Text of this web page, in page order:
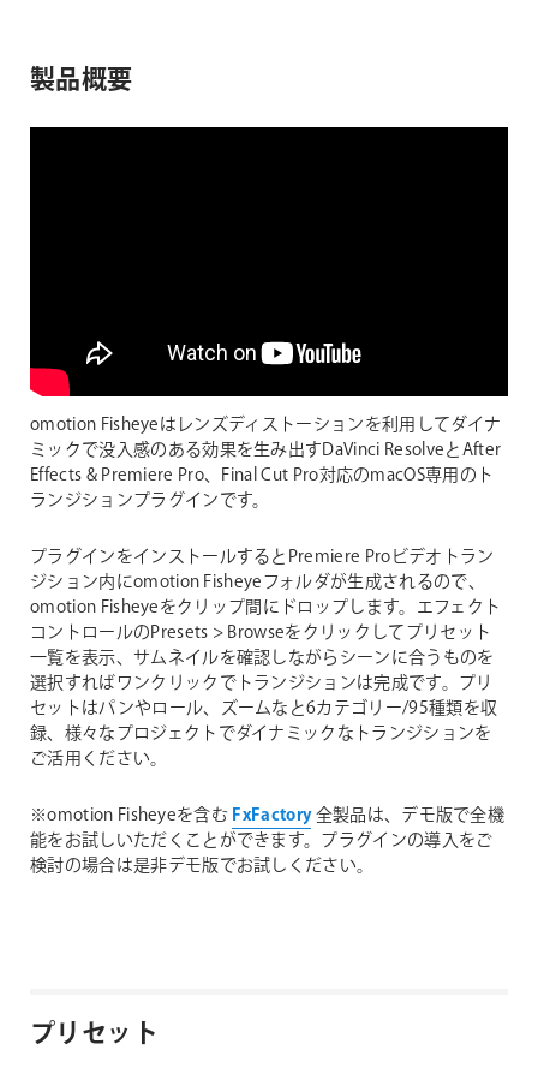
製品概要
omotion Fisheyeはレンズディストーションを利用してダイナ
ミックで没入感のある効果を生み出すDaVinci ResolveとAfter
Effects & Premiere Pro、Final Cut Pro対応のmacOS専用のト
ランジションプラグインです。
プラグインをインストールするとPremiere Proビデオトラン
ジション内にomotion Fisheyeフォルダが生成されるので、
omotion Fisheyeをクリップ間にドロップします。エフェクト
コントロールのPresets > Browseをクリックしてプリセット
一覧を表示、サムネイルを確認しながらシーンに合うものを
選択すればワンクリックでトランジションは完成です。プリ
セットはパンやロール、ズームなと6カテゴリー/95種類を収
録、様々なプロジェクトでダイナミックなトランジションを
ご活用ください。
※omotion Fisheyeを含む FxFactory全製品は、デモ版で全機
能をお試しいただくことができます。プラグインの導入をご
検討の場合は是非デモ版でお試しください。
プリセット